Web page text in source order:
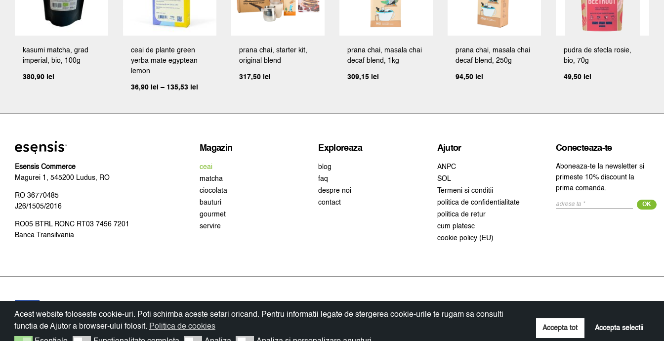
Acest website foloseste cookie-uri. Poti schimba aceste setari oricand. Pentru informatii legate de stergerea cookie-urile te rugam sa consulti
functia de Ajutor a browser-ului folosit. Politica de cookies
Accepta tot Accepta selectii
kasumi matcha, grad
imperial, bio, 100g
380,90 lei
ceai de plante green
yerba mate egyptean
lemon
36,90 lei – 135,53 lei
până
prana chai, starter kit,
original blend
317,50 lei
prana chai, masala chai
decaf blend, 1kg
Prețul
309,15 leiPrețul
prana chai, masala chai
decaf blend, 250g
94,50 lei
pudra de sfecla rosie,
bio, 70g
49,50 lei
Esensis Commerce
Magurei 1, 545200 Ludus, RO
RO 36770485
J26/1505/2016
RO05 BTRL RONC RT03 7456 7201
Banca Transilvania
Magazin
ceai
matcha
ciocolata
bauturi
gourmet
servire
Exploreaza
blog
faq
despre noi
contact
Ajutor
ANPC
SOL
Termeni si conditii
politica de confidentialitate
politica de retur
cum platesc
cookie policy (EU)
Conecteaza-te
Aboneaza-te la newsletter si
primeste 10% discount la
prima comanda.
OK
Copyright © esensis commerce 2026